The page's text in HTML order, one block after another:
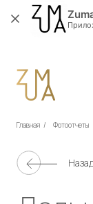
Главная / Фотоотчеты